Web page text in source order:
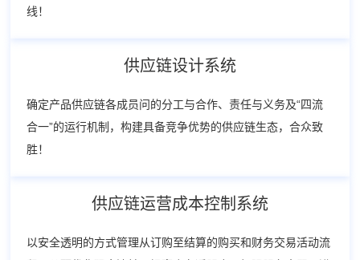
线！
供应链设计系统
确定产品供应链各成员问的分工与合作、责任与义务及“四流
合一”的运行机制，构建具备竞争优势的供应链生态，合众致
胜！
供应链运营成本控制系统
以安全透明的方式管理从订购至结算的购买和财务交易活动流